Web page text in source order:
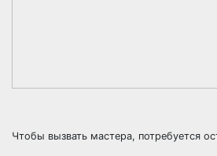
Чтобы вызвать мастера, потребуется